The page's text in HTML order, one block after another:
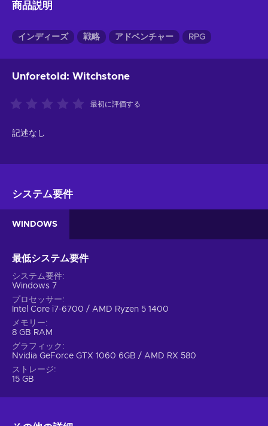
商品説明
インディーズ 戦略 アドベンチャー RPG
Unforetold: Witchstone
最初に評価する
記述なし
システム要件
WINDOWS
最低システム要件
システム要件
Windows 7
プロセッサー
Intel Core i7-6700 / AMD Ryzen 5 1400
メモリー
8 GB RAM
グラフィック
Nvidia GeForce GTX 1060 6GB / AMD RX 580
ストレージ
15 GB